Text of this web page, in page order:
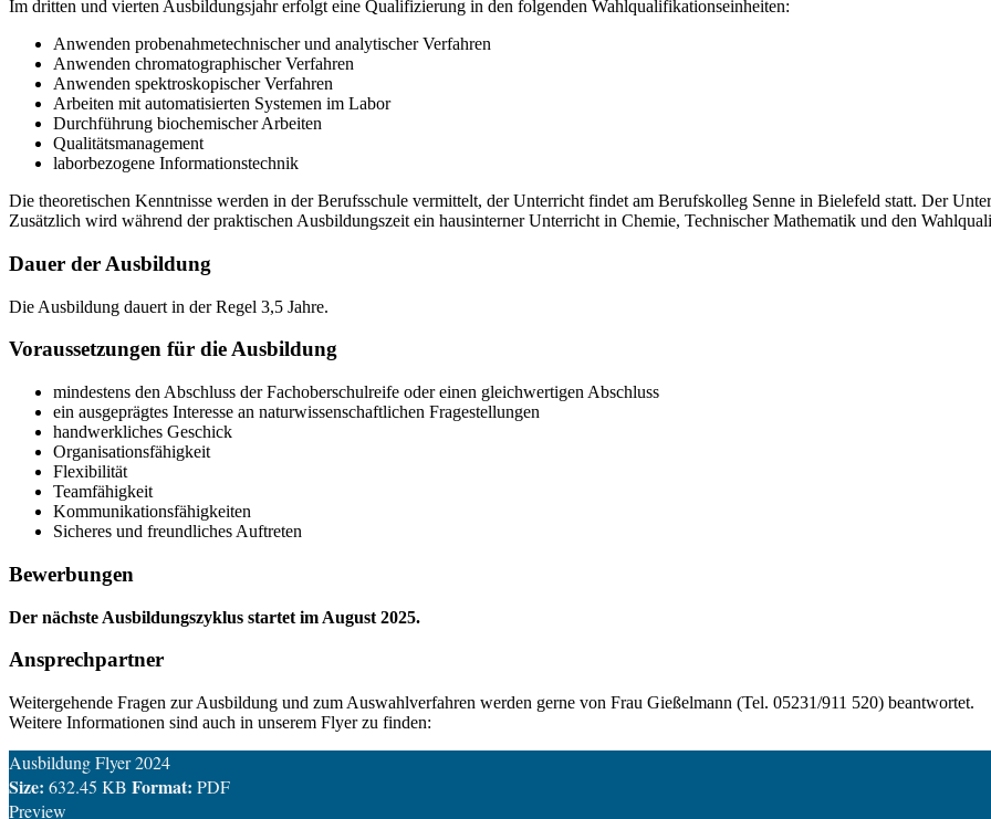
Im dritten und vierten Ausbildungsjahr erfolgt eine Qualifizierung in den folgenden Wahlqualifikationseinheiten:
Anwenden probenahmetechnischer und analytischer Verfahren
Anwenden chromatographischer Verfahren
Anwenden spektroskopischer Verfahren
Arbeiten mit automatisierten Systemen im Labor
Durchführung biochemischer Arbeiten
Qualitätsmanagement
laborbezogene Informationstechnik
Die theoretischen Kenntnisse werden in der Berufsschule vermittelt, der Unterricht findet am Berufskolleg Senne in Bielefeld statt. Der
Zusätzlich wird während der praktischen Ausbildungszeit ein hausinterner Unterricht in Chemie, Technischer Mathematik und den
Dauer der Ausbildung
Die Ausbildung dauert in der Regel 3,5 Jahre.
Voraussetzungen für die Ausbildung
mindestens den Abschluss der Fachoberschulreife oder einen gleichwertigen Abschluss
ein ausgeprägtes Interesse an naturwissenschaftlichen Fragestellungen
handwerkliches Geschick
Organisationsfähigkeit
Flexibilität
Teamfähigkeit
Kommunikationsfähigkeiten
Sicheres und freundliches Auftreten
Bewerbungen
Der nächste Ausbildungszyklus startet im August 2025.
Ansprechpartner
Weitergehende Fragen zur Ausbildung und zum Auswahlverfahren werden gerne von Frau Gießelmann (Tel. 05231/911 520) beantwortet.
Weitere Informationen sind auch in unserem Flyer zu finden:
Ausbildung Flyer 2024
Size: 632.45 KB Format: PDF
Preview